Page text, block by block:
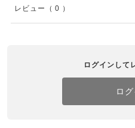
レビュー （ 0 ）
ログインして
ロ